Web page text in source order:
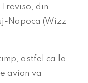
din
Napoca (Wizz
astfel ca la
avion va